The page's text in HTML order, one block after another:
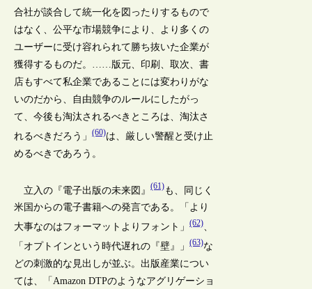
合社が談合して統一化を図ったりするもので
はなく、公平な市場競争により、より多くの
ユーザーに受け容れられて勝ち抜いた企業が
獲得するものだ。……版元、印刷、取次、書
店もすべて私企業であることには変わりがな
いのだから、自由競争のルールにしたがっ
て、今後も淘汰されるべきところは、淘汰さ
れるべきだろう」(60)は、厳しい警醒と受け止
めるべきであろう。
立入の『電子出版の未来図』(61)も、同じく
米国からの電子書籍への発言である。「より
大事なのはフォーマットよりフォント」(62)、
「オプトインという時代遅れの『壁』」(63)な
どの刺激的な見出しが並ぶ。出版産業につい
ては、「Amazon DTPのようなアグリゲーショ